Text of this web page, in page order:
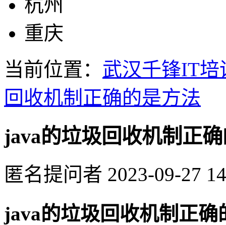
杭州
重庆
当前位置： 武汉千锋IT培
回收机制正确的是方法
java的垃圾回收机制正
匿名提问者 2023-09-27
java的垃圾回收机制正确